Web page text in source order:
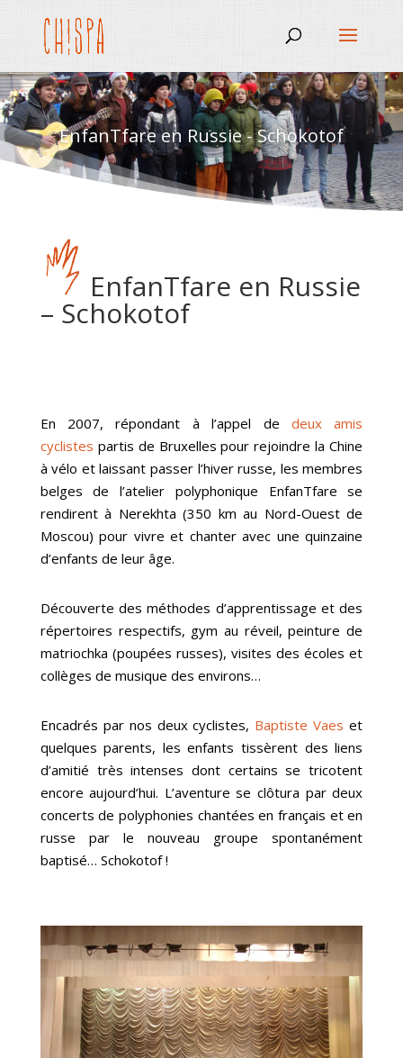
EnfanTfare en Russie - Schokotof
EnfanTfare en Russie
– Schokotof
En 2007, répondant à l’appel de deux amis
cyclistes partis de Bruxelles pour rejoindre la Chine
à vélo et laissant passer l’hiver russe, les membres
belges de l’atelier polyphonique EnfanTfare se
rendirent à Nerekhta (350 km au Nord-Ouest de
Moscou) pour vivre et chanter avec une quinzaine
d’enfants de leur âge.
Découverte des méthodes d’apprentissage et des
répertoires respectifs, gym au réveil, peinture de
matriochka (poupées russes), visites des écoles et
collèges de musique des environs…
Encadrés par nos deux cyclistes, Baptiste Vaes et
quelques parents, les enfants tissèrent des liens
d’amitié très intenses dont certains se tricotent
encore aujourd’hui. L’aventure se clôtura par deux
concerts de polyphonies chantées en français et en
russe par le nouveau groupe spontanément
baptisé… Schokotof !